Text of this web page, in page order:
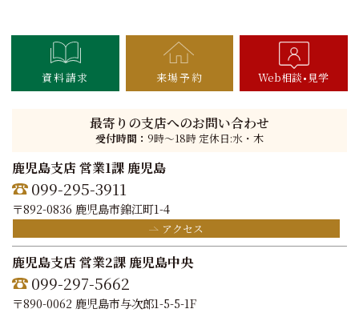
資料請求 来場予約 Web相談 見学
最寄りの支店へのお問い合わせ
受付時間： 9時〜18時 定休日:水・木
鹿児島支店 営業1課 鹿児島
099-295-3911
〒892-0836 鹿児島市錦江町1-4
アクセス
鹿児島支店 営業2課 鹿児島中央
099-297-5662
〒890-0062 鹿児島市与次郎1-5-5-1F